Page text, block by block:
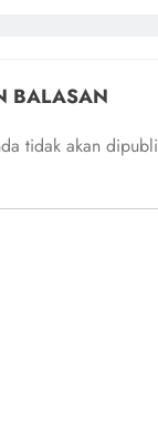
BALASAN
tidak akan